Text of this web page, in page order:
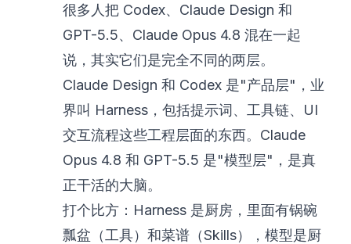
很多人把 Codex、Claude Design 和
GPT-5.5、Claude Opus 4.8 混在一起
说，其实它们是完全不同的两层。
Claude Design 和 Codex 是"产品层"，业
界叫 Harness，包括提示词、工具链、UI
交互流程这些工程层面的东西。Claude
Opus 4.8 和 GPT-5.5 是"模型层"，是真
正干活的大脑。
打个比方：Harness 是厨房，里面有锅碗
瓢盆（工具）和菜谱（Skills），模型是厨